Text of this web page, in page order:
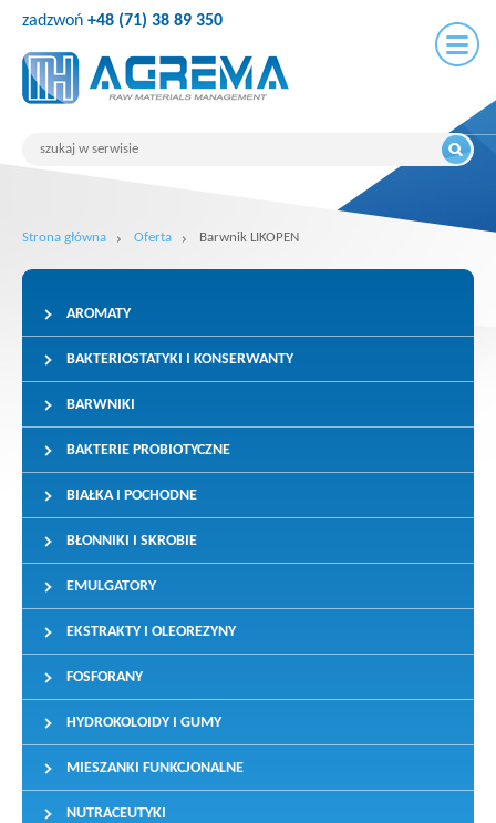
zadzwoń +48 (71) 38 89 350
Strona główna Oferta Barwnik LIKOPEN
AROMATY
BAKTERIOSTATYKI I KONSERWANTY
BARWNIKI
BAKTERIE PROBIOTYCZNE
BIAŁKA I POCHODNE
BŁONNIKI I SKROBIE
EMULGATORY
EKSTRAKTY I OLEOREZYNY
FOSFORANY
HYDROKOLOIDY I GUMY
MIESZANKI FUNKCJONALNE
NUTRACEUTYKI